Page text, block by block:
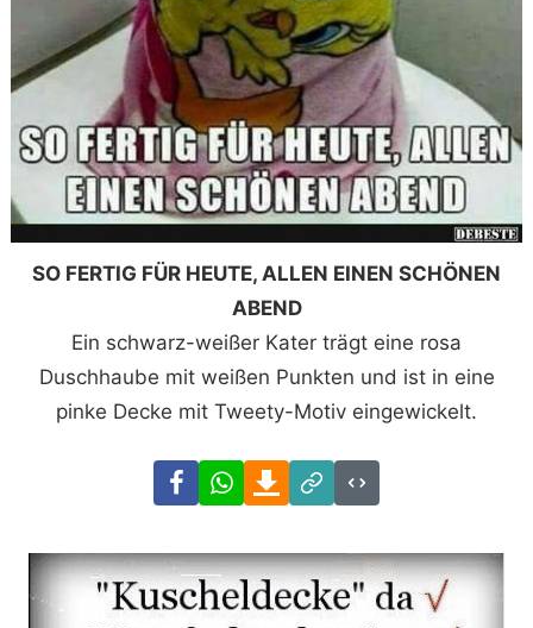
SO FERTIG FÜR HEUTE, ALLEN EINEN SCHÖNEN
ABEND
Ein schwarz-weißer Kater trägt eine rosa
Duschhaube mit weißen Punkten und ist in eine
pinke Decke mit Tweety-Motiv eingewickelt.
FacebookWhatsAppDownload
Link
Code